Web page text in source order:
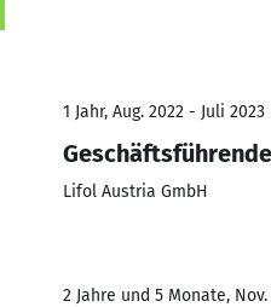
1 Jahr, Aug. 2022 - Juli 2023
Lifol Austria GmbH
2 Jahre und 5 Monate,